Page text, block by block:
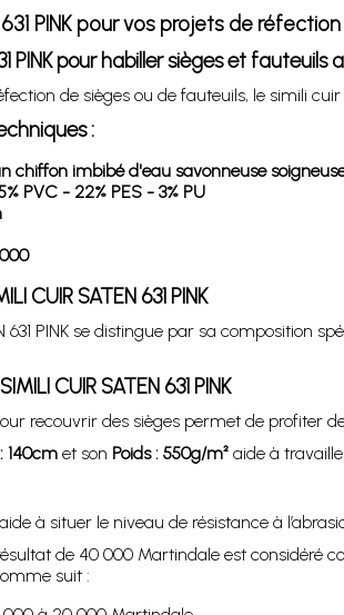
631 PINK pour vos projets de réfection
PINK pour habiller sièges et fauteuils
de sièges ou de fauteuils, le simili
:
chiffon imbibé d'eau savonneuse
PVC - 22% PES - 3% PU
CUIR SATEN 631 PINK
631 PINK se distingue par sa
CUIR SATEN 631 PINK
recouvrir des sièges permet de profiter
140cmet son Poids : 550g/m²aide à
à situer le niveau de résistance à
de 40 000 Martindale est considéré
suit :